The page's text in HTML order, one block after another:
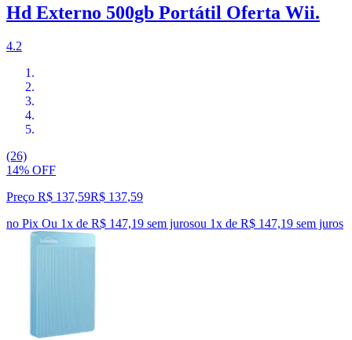
Hd Externo 500gb Portátil Oferta Wii.
4.2
(26)
14% OFF
Preço R$ 137,59R$ 137,59
no Pix Ou 1x de R$ 147,19 sem jurosou 1x de R$ 147,19 sem juros